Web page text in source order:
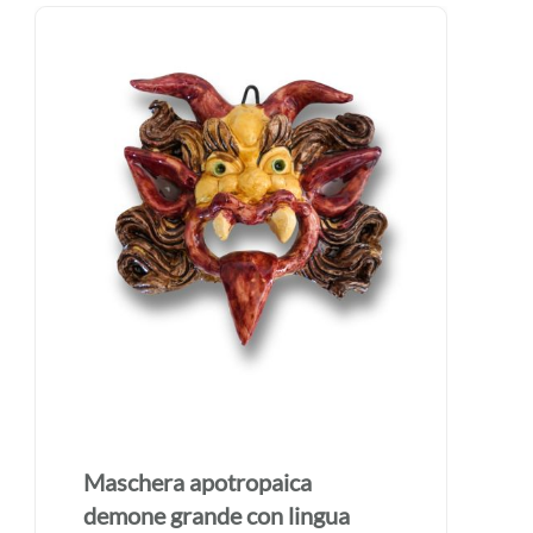
Maschera apotropaica
demone grande con lingua